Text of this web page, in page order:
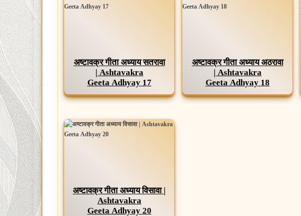
अष्टावक्र गीता अध्याय सतरावा
| Ashtavakra
Geeta Adhyay 17
अष्टावक्र गीता अध्याय अठरावा
| Ashtavakra
Geeta Adhyay 18
अष्टावक्र गीता अध्याय विसावा |
Ashtavakra
Geeta Adhyay 20